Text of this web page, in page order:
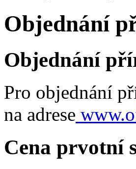
Objednání
Objednání
Pro objednání
na adrese
Cena prvotní